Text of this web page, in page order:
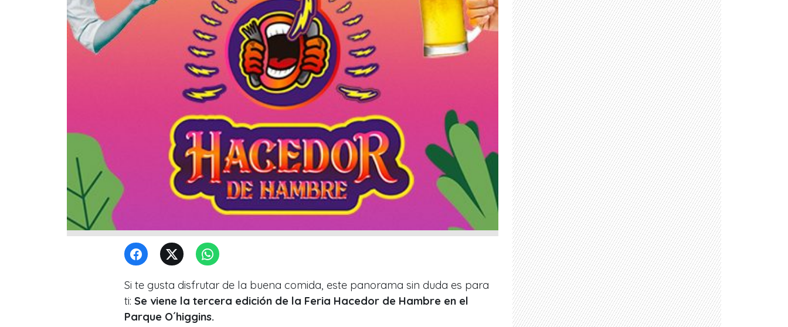
Si te gusta disfrutar de la buena comida, este panorama sin duda es para
ti: Se viene la tercera edición de la Feria Hacedor de Hambre en el
Parque O´higgins.